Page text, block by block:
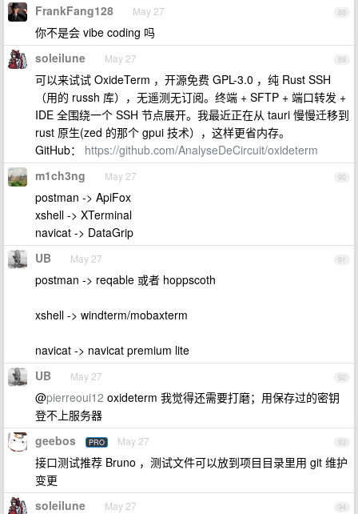
88
FrankFang128 May 27
你不是会 vibe coding 吗
89
soleilune May 27
可以来试试 OxideTerm ，开源免费 GPL-3.0 ，纯 Rust SSH
（用的 russh 库），无遥测无订阅。终端 + SFTP + 端口转发 +
IDE 全围绕一个 SSH 节点展开。我最近正在从 tauri 慢慢迁移到
rust 原生(zed 的那个 gpui 技术），这样更省内存。
GitHub： https://github.com/AnalyseDeCircuit/oxideterm
90
m1ch3ng May 27
postman -> ApiFox
xshell -> XTerminal
navicat -> DataGrip
91
UB May 27
postman -> reqable 或者 hoppscoth
xshell -> windterm/mobaxterm
navicat -> navicat premium lite
92
UB May 27
@pierreoui12 oxideterm 我觉得还需要打磨；用保存过的密钥
登不上服务器
93
geebos PRO May 27
接口测试推荐 Bruno ，测试文件可以放到项目目录里用 git 维护
变更
94
soleilune May 27